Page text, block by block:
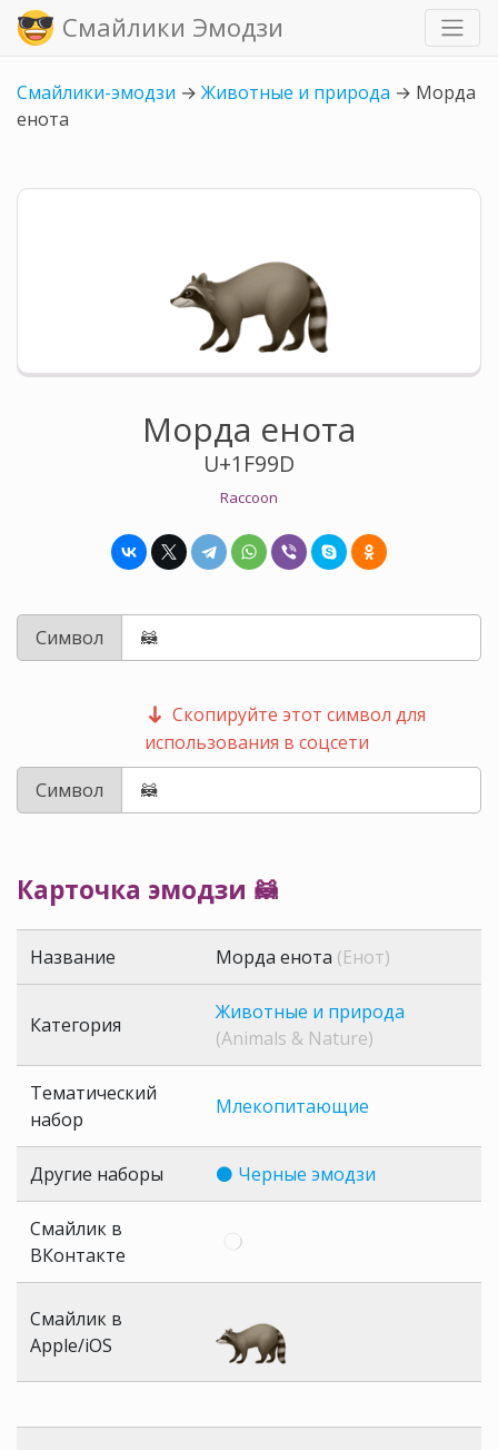
Смайлики Эмодзи
Смайлики-эмодзи → Животные и природа → Морда
енота
Морда енота
U+1F99D
Raccoon
Символ
Скопируйте этот символ для
использования в соцсети
Символ
Карточка эмодзи 🦝
Название Морда енота (Енот)
Категория
Животные и природа
(Animals & Nature)
Тематический
набор
Млекопитающие
Другие наборы ⚫ Черные эмодзи
Смайлик в
ВКонтакте
Смайлик в
Apple/iOS